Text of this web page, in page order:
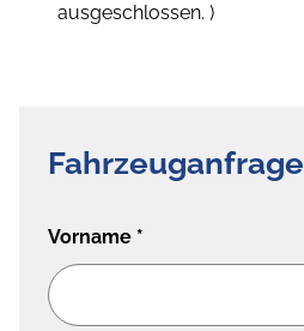
ausgeschlossen. )
Fahrzeuganfrage
Vorname *